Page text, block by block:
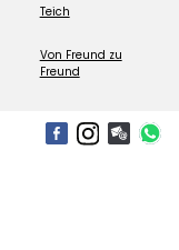
Teich
Von Freund zu
Freund